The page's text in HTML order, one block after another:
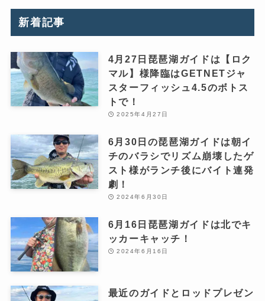
新着記事
4月27日琵琶湖ガイドは【ロク
マル】様降臨はGETNETジャ
スターフィッシュ4.5のボトス
トで！
2025年4月27日
6月30日の琵琶湖ガイドは朝イ
チのバラシでリズム崩壊したゲ
スト様がランチ後にバイト連発
劇！
2024年6月30日
6月16日琵琶湖ガイドは北でキ
ッカーキャッチ！
2024年6月16日
最近のガイドとロッドプレゼン